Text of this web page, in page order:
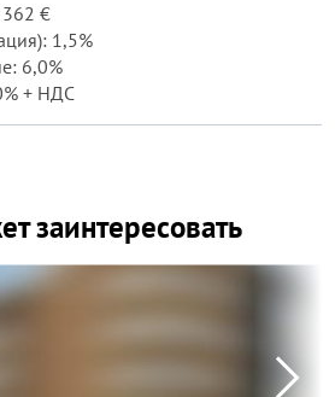
362 €
1,5%
6,0%
+ НДС
заинтересовать